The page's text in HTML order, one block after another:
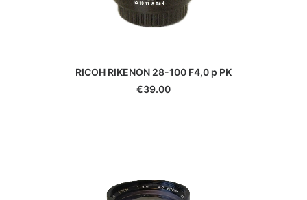
RICOH RIKENON 28-100 F4,0 p PK
€39.00